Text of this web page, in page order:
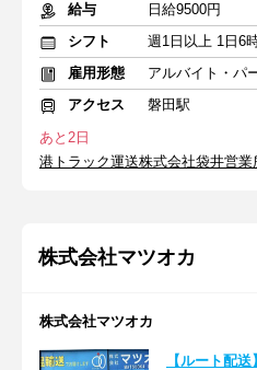
給与
日給9500円
シフト
週1日以上 1日6
雇用形態
アルバイト・パ
アクセス
磐田駅
あと2日
港トラック運送株式会社袋井営
株式会社マツオカ
株式会社マツオカ
【ルート配